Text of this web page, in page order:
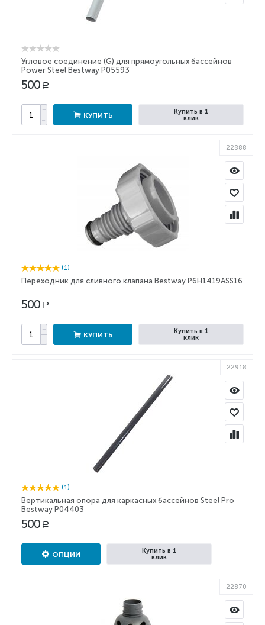
Угловое соединение (G) для прямоугольных бассейнов
Power Steel Bestway P05593
500 Р
+
−
КУПИТЬ
Купить в 1
клик
22888
(1)
Переходник для сливного клапана Bestway P6H1419ASS16
500 Р
+
−
КУПИТЬ
Купить в 1
клик
22918
(1)
Вертикальная опора для каркасных бассейнов Steel Pro
Bestway P04403
500 Р
ОПЦИИ
Купить в 1
клик
22870